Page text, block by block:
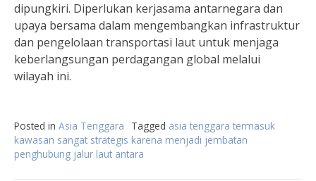
dipungkiri. Diperlukan kerjasama antarnegara dan
upaya bersama dalam mengembangkan infrastruktur
dan pengelolaan transportasi laut untuk menjaga
keberlangsungan perdagangan global melalui
wilayah ini.
Posted in Asia Tenggara Tagged asia tenggara termasuk
kawasan sangat strategis karena menjadi jembatan
penghubung jalur laut antara